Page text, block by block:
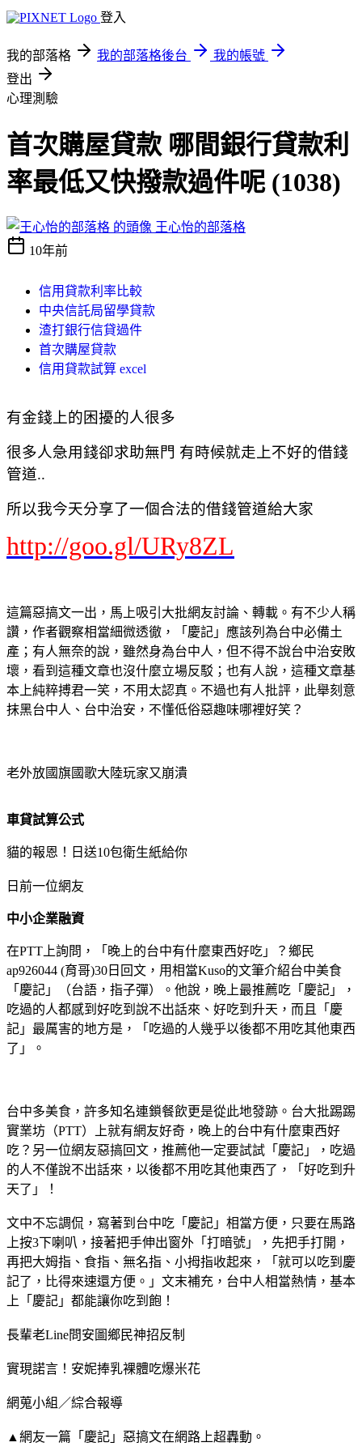
登入
我的部落格 我的部落格後台
我的帳號
登出
心理測驗
首次購屋貸款 哪間銀行貸款利
率最低又快撥款過件呢 (1038)
王心怡的部落格
10年前
信用貸款利率比較
中央信託局留學貸款
渣打銀行信貸過件
首次購屋貸款
信用貸款試算 excel
有金錢上的困擾的人很多
很多人急用錢卻求助無門 有時候就走上不好的借錢
管道..
所以我今天分享了一個合法的借錢管道給大家
http://goo.gl/URy8ZL
這篇惡搞文一出，馬上吸引大批網友討論、轉載。有不少人稱
讚，作者觀察相當細微透徹，「慶記」應該列為台中必備土
產；有人無奈的說，雖然身為台中人，但不得不說台中治安敗
壞，看到這種文章也沒什麼立場反駁；也有人說，這種文章基
本上純粹搏君一笑，不用太認真。不過也有人批評，此舉刻意
抹黑台中人、台中治安，不懂低俗惡趣味哪裡好笑？
老外放國旗國歌大陸玩家又崩潰
車貸試算公式
貓的報恩！日送10包衛生紙給你
日前一位網友
中小企業融資
在PTT上詢問，「晚上的台中有什麼東西好吃」？鄉民
ap926044 (育哥)30日回文，用相當Kuso的文筆介紹台中美食
「慶記」（台語，指子彈）。他說，晚上最推薦吃「慶記」，
吃過的人都感到好吃到說不出話來、好吃到升天，而且「慶
記」最厲害的地方是，「吃過的人幾乎以後都不用吃其他東西
了」。
台中多美食，許多知名連鎖餐飲更是從此地發跡。台大批踢踢
實業坊（PTT）上就有網友好奇，晚上的台中有什麼東西好
吃？另一位網友惡搞回文，推薦他一定要試試「慶記」，吃過
的人不僅說不出話來，以後都不用吃其他東西了，「好吃到升
天了」！
文中不忘調侃，寫著到台中吃「慶記」相當方便，只要在馬路
上按3下喇叭，接著把手伸出窗外「打暗號」，先把手打開，
再把大姆指、食指、無名指、小拇指收起來，「就可以吃到慶
記了，比得來速還方便。」文末補充，台中人相當熱情，基本
上「慶記」都能讓你吃到飽！
長輩老Line問安圖鄉民神招反制
實現諾言！安妮捧乳裸體吃爆米花
網蒐小組／綜合報導
▲網友一篇「慶記」惡搞文在網路上超轟動。